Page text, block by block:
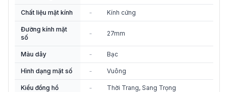
Chất liệu mặt kính - Kính cứng
Đường kính mặt
số
- 27mm
Màu dây - Bạc
Hình dạng mặt số - Vuông
Kiểu đồng hồ - Thời Trang, Sang Trọng